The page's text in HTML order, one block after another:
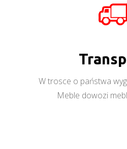
W trosce o państwa
Meble dowozi